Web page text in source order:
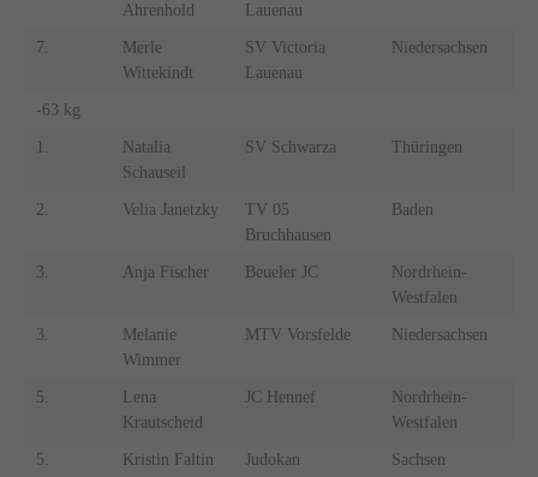
Ahrenhold
Lauenau
7.
Merle
Wittekindt
SV Victoria
Lauenau
Niedersachsen
-63 kg
1.
Natalia
Schauseil
SV Schwarza Thüringen
2. Velia Janetzky
TV 05
Bruchhausen
Baden
3. Anja Fischer Beueler JC
Nordrhein-
Westfalen
3.
Melanie
Wimmer
MTV Vorsfelde Niedersachsen
5.
Lena
Krautscheid
JC Hennef
Nordrhein-
Westfalen
5. Kristin Faltin
Judokan
Sachsen